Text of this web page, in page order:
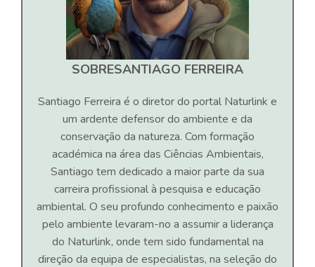
SOBRESANTIAGO FERREIRA
Santiago Ferreira é o diretor do portal Naturlink e
um ardente defensor do ambiente e da
conservação da natureza. Com formação
académica na área das Ciências Ambientais,
Santiago tem dedicado a maior parte da sua
carreira profissional à pesquisa e educação
ambiental. O seu profundo conhecimento e paixão
pelo ambiente levaram-no a assumir a liderança
do Naturlink, onde tem sido fundamental na
direção da equipa de especialistas, na seleção do